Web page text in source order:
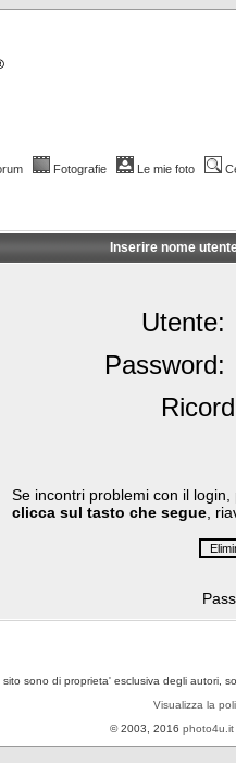
Fotografie Le mie foto
Inserire nome
Utente:
Password:
Se incontri problemi con il
clicca sul tasto che segue ,
sono di proprieta' esclusiva degli autori,
Visualizza la
© 2003, 2016 photo4u.it